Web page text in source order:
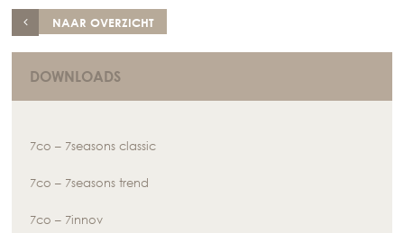
NAAR OVERZICHT
DOWNLOADS
7co – 7seasons classic
7co – 7seasons trend
7co – 7innov